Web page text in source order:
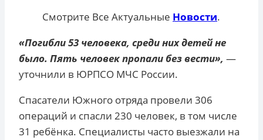
Смотрите Все Актуальные Новости.
«Погибли 53 человека, среди них детей не
было. Пять человек пропали без вести», —
уточнили в ЮРПСО МЧС России.
Спасатели Южного отряда провели 306
операций и спасли 230 человек, в том числе
31 ребёнка. Специалисты часто выезжали на